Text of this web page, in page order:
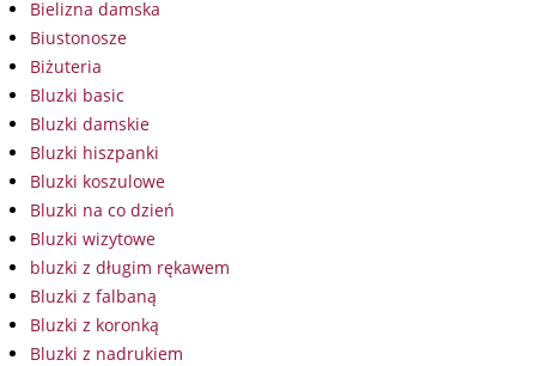
Bielizna damska
Biustonosze
Biżuteria
Bluzki basic
Bluzki damskie
Bluzki hiszpanki
Bluzki koszulowe
Bluzki na co dzień
Bluzki wizytowe
bluzki z długim rękawem
Bluzki z falbaną
Bluzki z koronką
Bluzki z nadrukiem